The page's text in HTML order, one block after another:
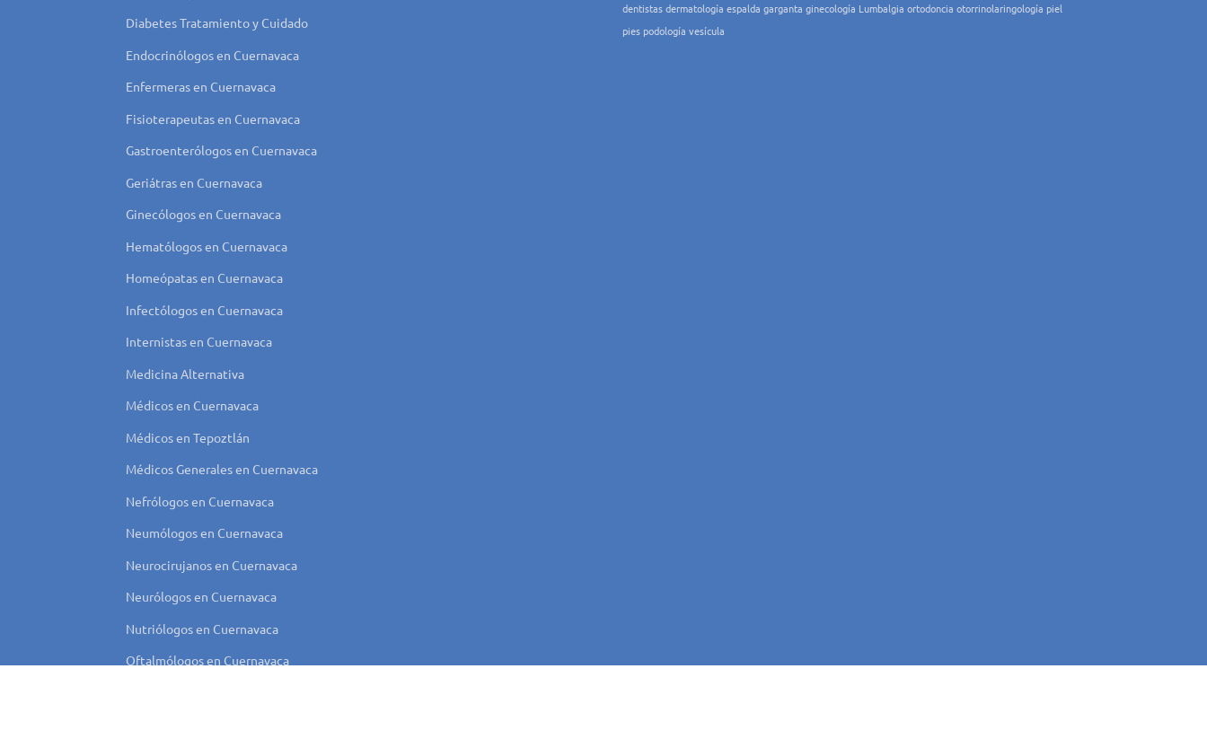
Diabetes Tratamiento y Cuidado
Endocrinólogos en Cuernavaca
Enfermeras en Cuernavaca
Fisioterapeutas en Cuernavaca
Gastroenterólogos en Cuernavaca
Geriátras en Cuernavaca
Ginecólogos en Cuernavaca
Hematólogos en Cuernavaca
Homeópatas en Cuernavaca
Infectólogos en Cuernavaca
Internistas en Cuernavaca
Medicina Alternativa
Médicos en Cuernavaca
Médicos en Tepoztlán
Médicos Generales en Cuernavaca
Nefrólogos en Cuernavaca
Neumólogos en Cuernavaca
Neurocirujanos en Cuernavaca
Neurólogos en Cuernavaca
Nutriólogos en Cuernavaca
Oftalmólogos en Cuernavaca
dentistas dermatología espalda garganta ginecología Lumbalgia ortodoncia otorrinolaringología piel
pies podología vesícula